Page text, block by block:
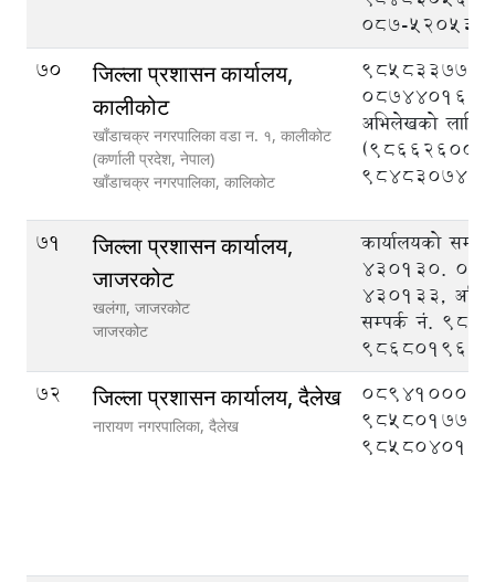
०८७-५२०५३०
70
जिल्ला प्रशासन कार्यालय,
कालीकोट
खाँडाचक्र नगरपालिका वडा न‌‍. १, कालीकाेट
(कर्णाली प्रदेश, नेपाल)
खाँडाचक्र नगरपालिका, कालिकोट
087440162,
अभिलेखको लागि
71
जिल्ला प्रशासन कार्यालय,
जाजरकोट
खलंगा, जाजरकोट
जाजरकोट
कार्यालयको
430130.
430133,
सम्पर्क नं.
9868019604
72
जिल्ला प्रशासन कार्यालय, दैलेख
नारायण नगरपालिका, दैलेख
089410008,
9858040126